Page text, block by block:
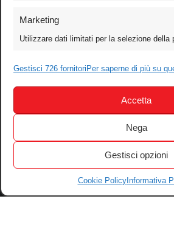
Marketing
Utilizzare dati limitati per la selezione della
Gestisci 726 fornitori Per saperne di più su
Accetta
Nega
Gestisci opzioni
Cookie PolicyInformativa
Games
Test
Audio
Festival & Concorsi
Iscriviti alla newsletter